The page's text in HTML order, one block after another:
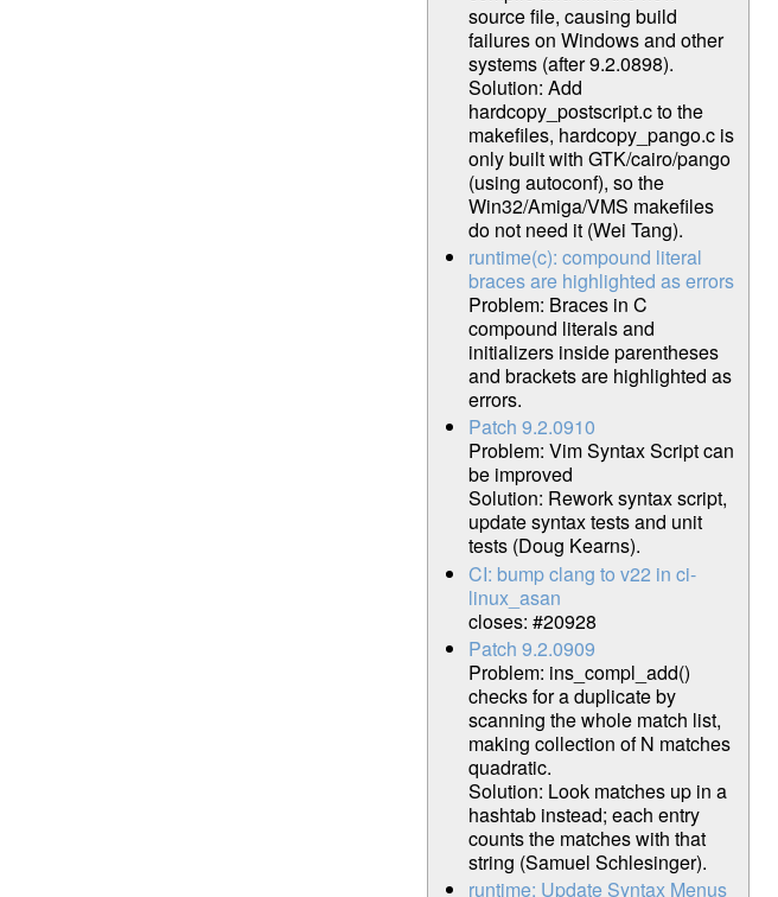
source file, causing build
failures on Windows and other
systems (after 9.2.0898).
Solution: Add
hardcopy_postscript.c to the
makefiles, hardcopy_pango.c is
only built with GTK/cairo/pango
(using autoconf), so the
Win32/Amiga/VMS makefiles
do not need it (Wei Tang).
runtime(c): compound literal
braces are highlighted as errors
Problem: Braces in C
compound literals and
initializers inside parentheses
and brackets are highlighted as
errors.
Patch 9.2.0910
Problem: Vim Syntax Script can
be improved
Solution: Rework syntax script,
update syntax tests and unit
tests (Doug Kearns).
CI: bump clang to v22 in ci-
linux_asan
closes: #20928
Patch 9.2.0909
Problem: ins_compl_add()
checks for a duplicate by
scanning the whole match list,
making collection of N matches
quadratic.
Solution: Look matches up in a
hashtab instead; each entry
counts the matches with that
string (Samuel Schlesinger).
runtime: Update Syntax Menus